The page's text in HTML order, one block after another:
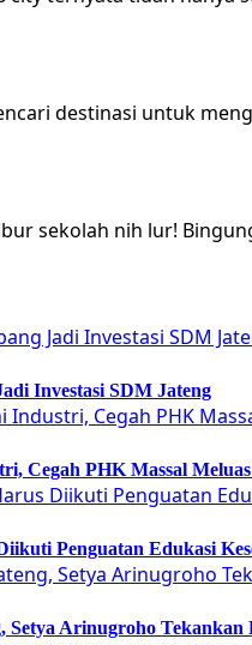
destinasi untuk
sekolah nih lur!
Investasi SDM Jateng
Cegah PHK Massal
Penguatan Edukasi
Arinugroho